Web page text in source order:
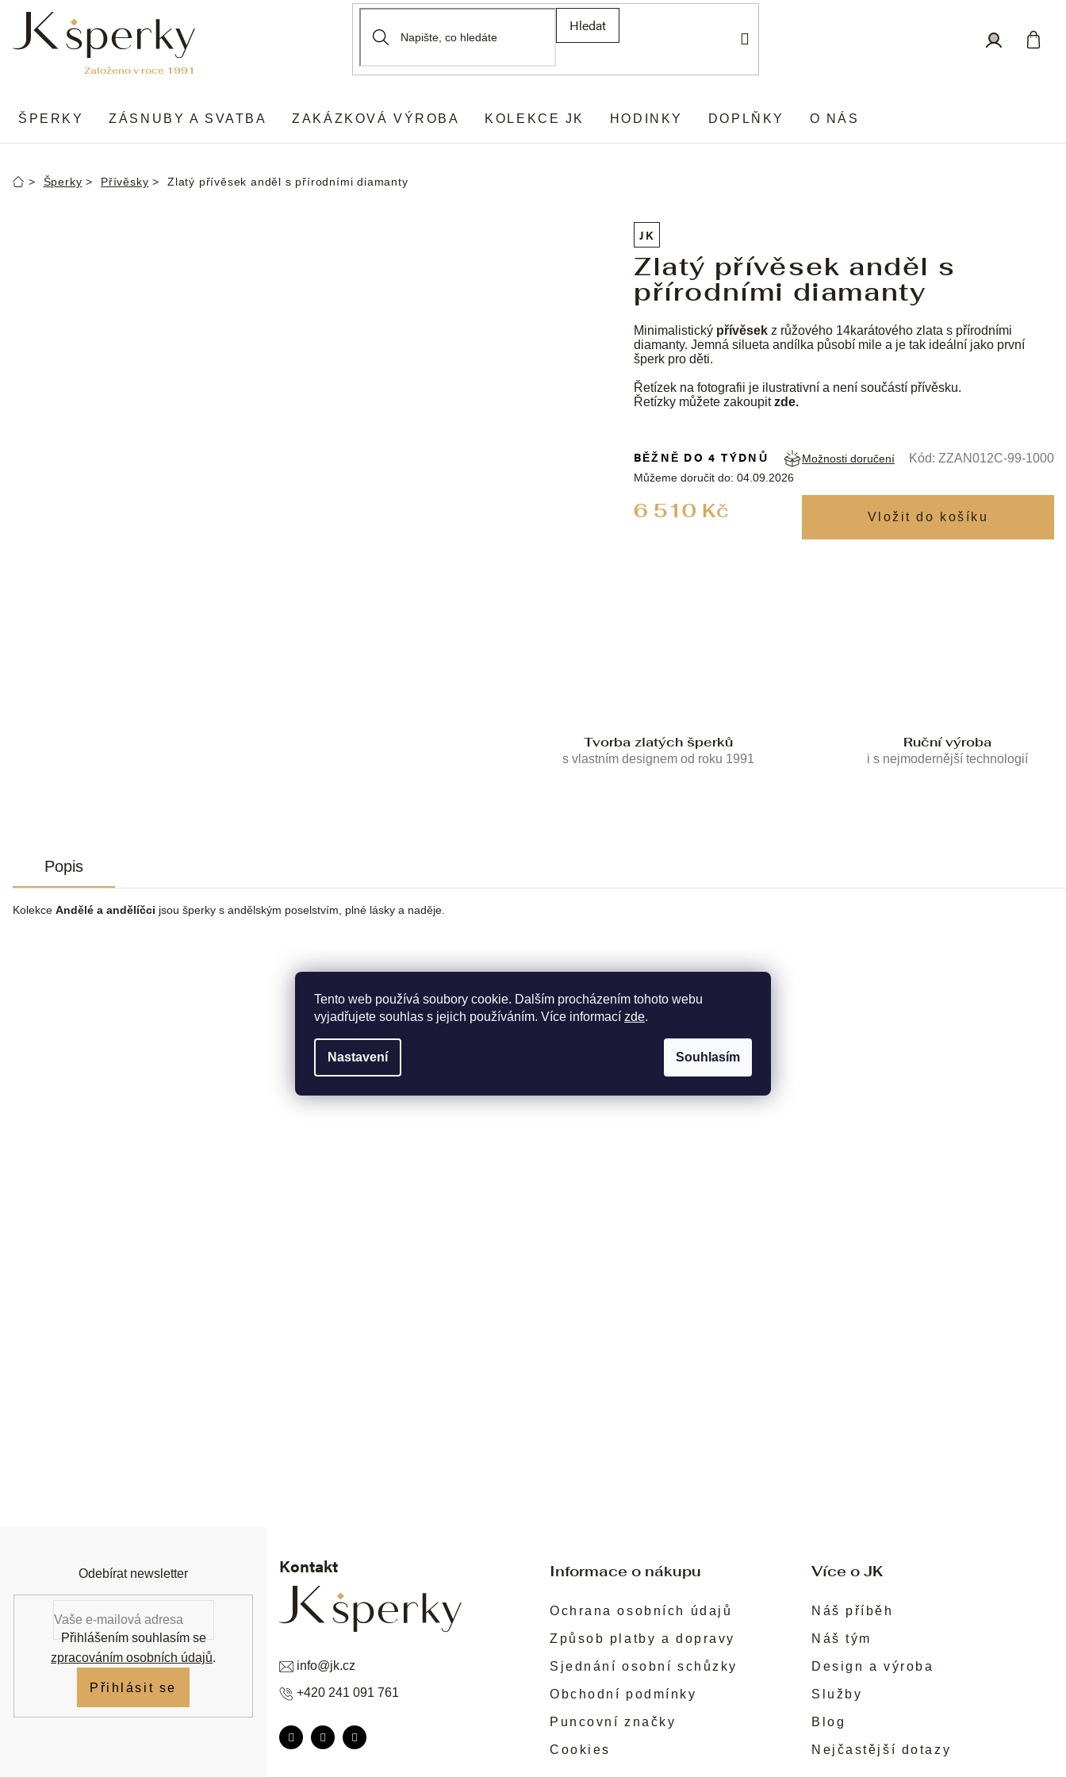
Tento web používá soubory cookie. Dalším procházením tohoto webu
vyjadřujete souhlas s jejich používáním. Více informací zde.
Nastavení Souhlasím
obsah
Hledat
ŠPERKY ZÁSNUBY A SVATBA ZAKÁZKOVÁ VÝROBA KOLEKCE JK HODINKY DOPLŇKY O NÁS
DomůŠperky Přívěsky Zlatý přívěsek anděl s přírodními diamanty
JK
Zlatý přívěsek anděl s
přírodními diamanty
Minimalistický přívěsek z růžového 14karátového zlata s přírodními
diamanty. Jemná silueta andílka působí mile a je tak ideální jako první
šperk pro děti.
Řetízek na fotografii je ilustrativní a není součástí přívěsku.
Řetízky můžete zakoupit zde.
6 510 Kč
BĚŽNĚ DO 4 TÝDNŮ
Můžeme doručit do: 04.09.2026
Možnosti doručení Kód: ZZAN012C-99-1000
Tvorba zlatých šperků
s vlastním designem od roku 1991
Ruční výroba
i s nejmodernější technologií
Popis
Kolekce Andělé a andělíčci jsou šperky s andělským poselstvím, plné lásky a naděje.
Informace o nákupu
Ochrana osobních údajů
Způsob platby a dopravy
Sjednání osobní schůzky
Obchodní podmínky
Puncovní značky
Cookies
Více o JK
Náš příběh
Náš tým
Design a výroba
Služby
Blog
Nejčastější dotazy
Kontakt
info@jk.cz
+420 241 091 761
Odebírat newsletter
Přihlášením souhlasím se
zpracováním osobních údajů.
Přihlásit se